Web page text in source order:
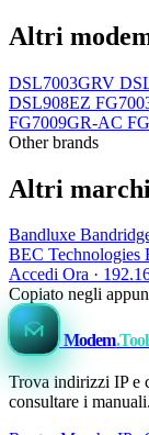
Altri
DSL7003GRV
DSL908EZ
FG7009GR-AC
Other brands
Altri
Bandluxe
BEC Technologies
Accedi Ora ·
Copiato negli
Modem
Trova indirizzi IP e
consultare i manuali.